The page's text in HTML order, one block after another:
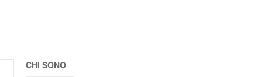
CHI SONO